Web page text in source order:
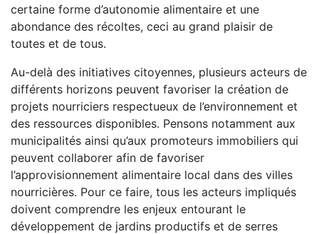
certaine forme d’autonomie alimentaire et une
abondance des récoltes, ceci au grand plaisir de
toutes et de tous.
Au-delà des initiatives citoyennes, plusieurs acteurs de
différents horizons peuvent favoriser la création de
projets nourriciers respectueux de l’environnement et
des ressources disponibles. Pensons notamment aux
municipalités ainsi qu’aux promoteurs immobiliers qui
peuvent collaborer afin de favoriser
l’approvisionnement alimentaire local dans des villes
nourricières. Pour ce faire, tous les acteurs impliqués
doivent comprendre les enjeux entourant le
développement de jardins productifs et de serres